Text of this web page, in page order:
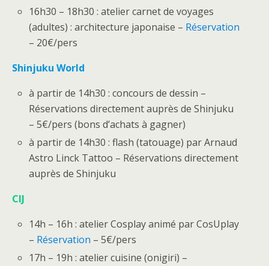
16h30 – 18h30 : atelier carnet de voyages
(adultes) : architecture japonaise – Réservation
– 20€/pers
Shinjuku World
à partir de 14h30 : concours de dessin –
Réservations directement auprès de Shinjuku
– 5€/pers (bons d’achats à gagner)
à partir de 14h30 : flash (tatouage) par Arnaud
Astro Linck Tattoo – Réservations directement
auprès de Shinjuku
CIJ
14h – 16h : atelier Cosplay animé par CosUplay
– Réservation – 5€/pers
17h – 19h : atelier cuisine (onigiri) –